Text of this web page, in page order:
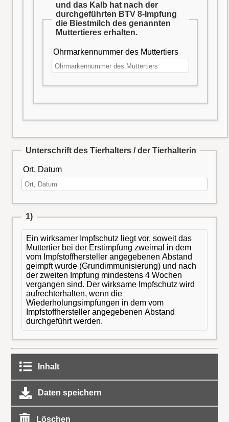
und das Kalb hat nach der
durchgeführten BTV 8-Impfung
die Biestmilch des genannten
Muttertieres erhalten.
Ohrmarkennummer des Muttertiers
Unterschrift des Tierhalters / der Tierhalterin
Ort, Datum
1)
Ein wirksamer Impfschutz liegt vor, soweit das
Muttertier bei der Erstimpfung zweimal in dem
vom Impfstoffhersteller angegebenen Abstand
geimpft wurde (Grundimmunisierung) und nach
der zweiten Impfung mindestens 4 Wochen
vergangen sind. Der wirksame Impfschutz wird
aufrechterhalten, wenn die
Wiederholungsimpfungen in dem vom
Impfstoffhersteller angegebenen Abstand
durchgeführt werden.
Inhalt
Daten speichern
Löschen